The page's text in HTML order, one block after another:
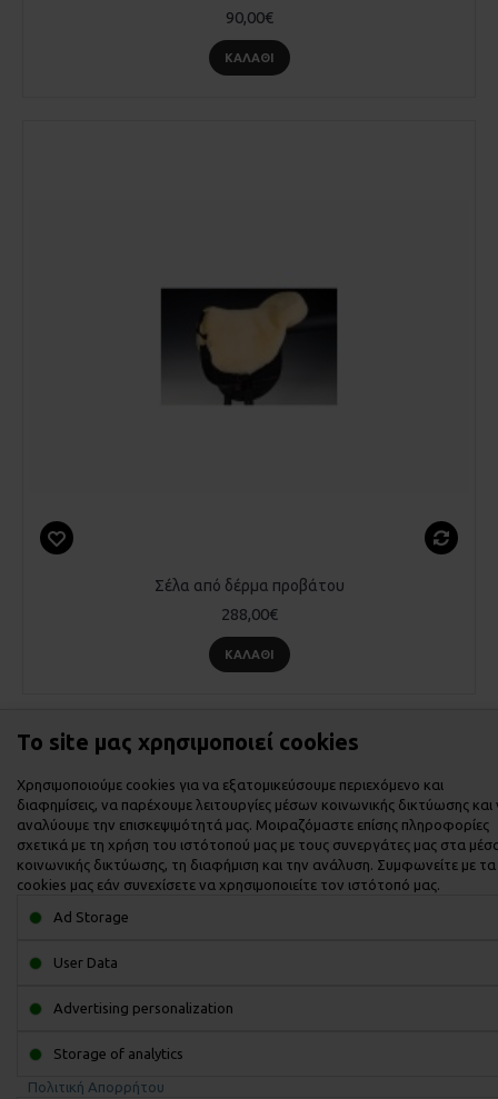
90,00€
ΚΑΛΆΘΙ
Σέλα από δέρμα προβάτου
288,00€
ΚΑΛΆΘΙ
Εμφάνιση 1 έως 6 από 6 (1 Σελ.)
ΙΣΤΟΡΙΚΌ
ΠΛΗΡΟΦΟΡΙΕΣ
ΤΡΟΠΟΙ ΕΠΙΚΟΙΝΩΝΙΑΣ
Το site μας χρησιμοποιεί cookies
Χρησιμοποιούμε cookies για να εξατομικεύσουμε περιεχόμενο και
διαφημίσεις, να παρέχουμε λειτουργίες μέσων κοινωνικής δικτύωσης και
αναλύουμε την επισκεψιμότητά μας. Μοιραζόμαστε επίσης πληροφορίες
σχετικά με τη χρήση του ιστότοπού μας με τους συνεργάτες μας στα
κοινωνικής δικτύωσης, τη διαφήμιση και την ανάλυση. Συμφωνείτε με τα
cookies μας εάν συνεχίσετε να χρησιμοποιείτε τον ιστότοπό μας.
Ad Storage
User Data
Advertising personalization
Storage of analytics
Πολιτική Απορρήτου